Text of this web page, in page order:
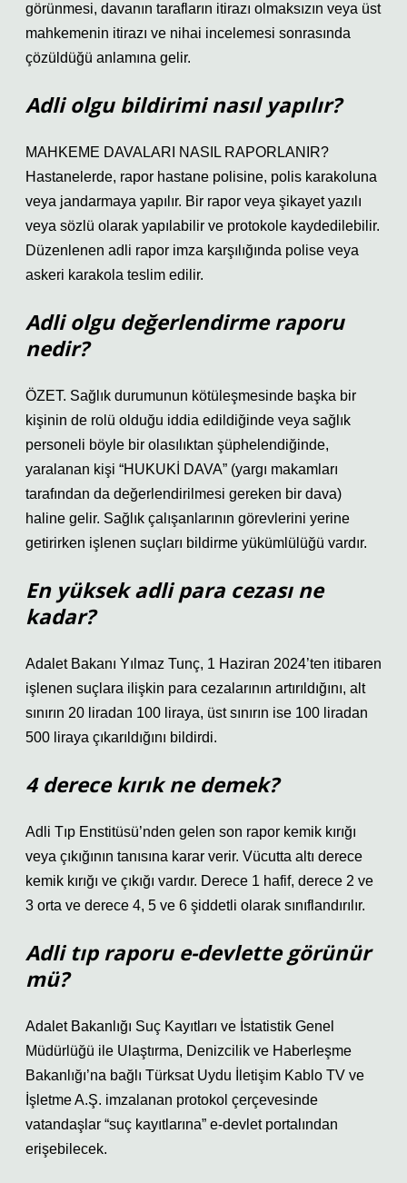
görünmesi, davanın tarafların itirazı olmaksızın veya üst
mahkemenin itirazı ve nihai incelemesi sonrasında
çözüldüğü anlamına gelir.
Adli olgu bildirimi nasıl yapılır?
MAHKEME DAVALARI NASIL RAPORLANIR?
Hastanelerde, rapor hastane polisine, polis karakoluna
veya jandarmaya yapılır. Bir rapor veya şikayet yazılı
veya sözlü olarak yapılabilir ve protokole kaydedilebilir.
Düzenlenen adli rapor imza karşılığında polise veya
askeri karakola teslim edilir.
Adli olgu değerlendirme raporu
nedir?
ÖZET. Sağlık durumunun kötüleşmesinde başka bir
kişinin de rolü olduğu iddia edildiğinde veya sağlık
personeli böyle bir olasılıktan şüphelendiğinde,
yaralanan kişi “HUKUKİ DAVA” (yargı makamları
tarafından da değerlendirilmesi gereken bir dava)
haline gelir. Sağlık çalışanlarının görevlerini yerine
getirirken işlenen suçları bildirme yükümlülüğü vardır.
En yüksek adli para cezası ne
kadar?
Adalet Bakanı Yılmaz Tunç, 1 Haziran 2024’ten itibaren
işlenen suçlara ilişkin para cezalarının artırıldığını, alt
sınırın 20 liradan 100 liraya, üst sınırın ise 100 liradan
500 liraya çıkarıldığını bildirdi.
4 derece kırık ne demek?
Adli Tıp Enstitüsü’nden gelen son rapor kemik kırığı
veya çıkığının tanısına karar verir. Vücutta altı derece
kemik kırığı ve çıkığı vardır. Derece 1 hafif, derece 2 ve
3 orta ve derece 4, 5 ve 6 şiddetli olarak sınıflandırılır.
Adli tıp raporu e-devlette görünür
mü?
Adalet Bakanlığı Suç Kayıtları ve İstatistik Genel
Müdürlüğü ile Ulaştırma, Denizcilik ve Haberleşme
Bakanlığı’na bağlı Türksat Uydu İletişim Kablo TV ve
İşletme A.Ş. imzalanan protokol çerçevesinde
vatandaşlar “suç kayıtlarına” e-devlet portalından
erişebilecek.